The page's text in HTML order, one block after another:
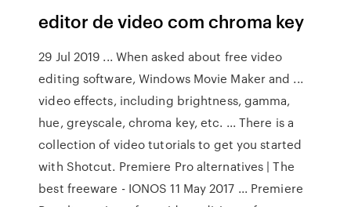
editor de video com chroma key
29 Jul 2019 ... When asked about free video
editing software, Windows Movie Maker and ...
video effects, including brightness, gamma,
hue, greyscale, chroma key, etc. ... There is a
collection of video tutorials to get you started
with Shotcut. Premiere Pro alternatives | The
best freeware - IONOS 11 May 2017 ... Premiere